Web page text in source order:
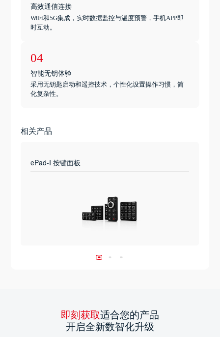
高效通信连接
WiFi和5G集成，实时数据监控与温度预警，手机APP即
时互动。
04
智能无钥体验
采用无钥匙启动和遥控技术，个性化设置操作习惯，简
化复杂性。
相关产品
ePad-I 按键面板
即刻获取适合您的产品
开启全新数智化升级